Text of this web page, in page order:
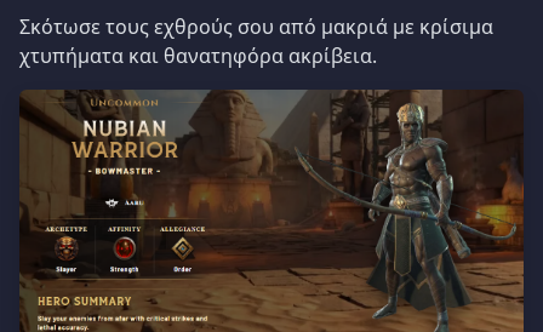
Σκότωσε τους εχθρούς σου από μακριά με κρίσιμα
χτυπήματα και θανατηφόρα ακρίβεια.